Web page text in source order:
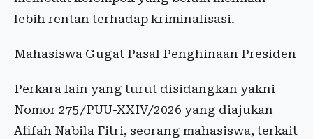
lebih rentan terhadap kriminalisasi.
Mahasiswa Gugat Pasal Penghinaan Presiden
Perkara lain yang turut disidangkan yakni
Nomor 275/PUU-XXIV/2026 yang diajukan
Afifah Nabila Fitri, seorang mahasiswa, terkait